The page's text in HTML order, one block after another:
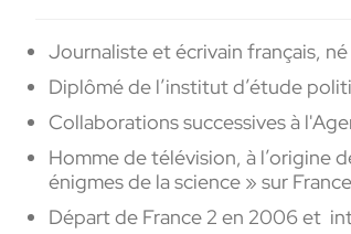
Journaliste et écrivain français,
Diplômé de l’institut d’étude
Collaborations successives à
Homme de télévision, à l’origine
énigmes de la science » sur
Départ de France 2 en 2006 et